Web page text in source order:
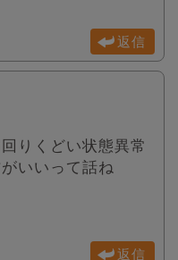
返信
りくどい状態異常
いいって話ね
返信